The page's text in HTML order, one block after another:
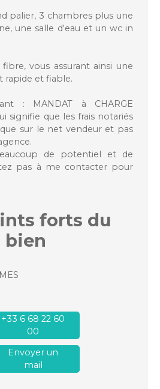
palier, 3 chambres plus une
une salle d'eau et un wc in
vous assurant ainsi une
rapide et fiable.
: MANDAT à CHARGE
signifie que les frais notariés
sur le net vendeur et pas
de potentiel et de
pas à me contacter pour
forts du
bien
+33 6 68 22 60
00
Envoyer un
mail